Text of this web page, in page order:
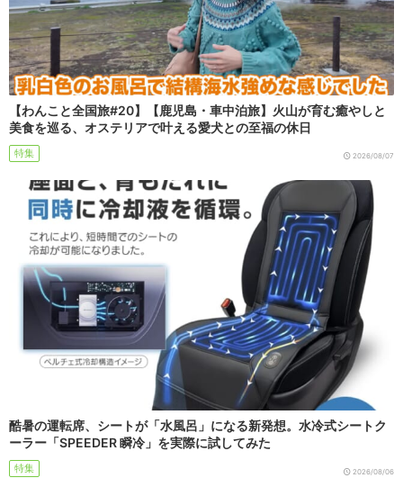
【わんこと全国旅#20】【鹿児島・車中泊旅】火山が育む癒やしと
美食を巡る、オステリアで叶える愛犬との至福の休日
特集 2026/08/07
酷暑の運転席、シートが「水風呂」になる新発想。水冷式シートク
ーラー「SPEEDER 瞬冷」を実際に試してみた
特集 2026/08/06